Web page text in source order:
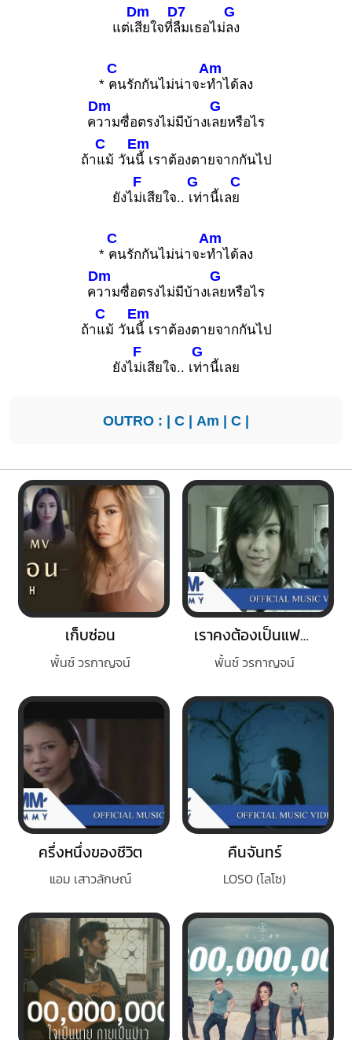
แต่เ
Dm
สียใจที่
D7
ลืมเธอไม่
G
ลง
*
C
คนรักกันไม่น่าจะ
Am
ทำได้ลง
ค
Dm
วามซื่อตรงไม่มีบ้างเ
G
ลยหรือไร
ถ้า
C
แม้ วัน
Em
นี้ เราต้องตายจากกันไป
ยังไ
F
ม่เสียใจ..
G
เท่านี้เล
C
ย
*
C
คนรักกันไม่น่าจะ
Am
ทำได้ลง
ค
Dm
วามซื่อตรงไม่มีบ้างเ
G
ลยหรือไร
ถ้า
C
แม้ วัน
Em
นี้ เราต้องตายจากกันไป
ยังไ
F
ม่เสียใจ.. เ
G
ท่านี้เลย
OUTRO : | C | Am | C |
เก็บซ่อน
พั้นช์ วรกาญจน์
เราคงต้องเป็นแฟนกัน
พั้นช์ วรกาญจน์
ครึ่งหนึ่งของชีวิต
แอม เสาวลักษณ์
คืนจันทร์
LOSO (โลโซ)